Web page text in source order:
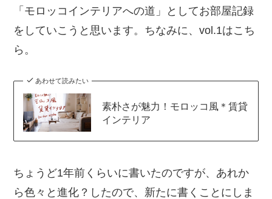
「モロッコインテリアへの道」としてお部屋記録
をしていこうと思います。ちなみに、vol.1はこち
ら。
あわせて読みたい
素朴さが魅力！モロッコ風＊賃貸
インテリア
ちょうど1年前くらいに書いたのですが、あれか
ら色々と進化？したので、新たに書くことにしま